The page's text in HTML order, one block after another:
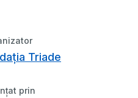
Triade
prin